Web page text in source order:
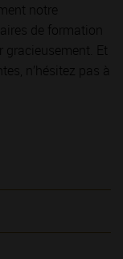
notre
de formation
Et
n’hésitez pas à